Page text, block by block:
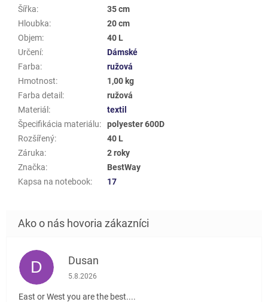
Šířka:
35 cm
Hloubka:
20 cm
Objem:
40 L
Určení:
Dámské
Farba:
ružová
Hmotnost:
1,00 kg
Farba detail :
ružová
Materiál :
textil
Špecifikácia materiálu:
polyester 600D
Rozšířený:
40 L
Záruka:
2 roky
Značka:
BestWay
Kapsa na notebook: 17
D Dusan
Hodnotenie obchodu je 5 z 5 hviezdičiek.
5.8.2026
East or West you are the best....